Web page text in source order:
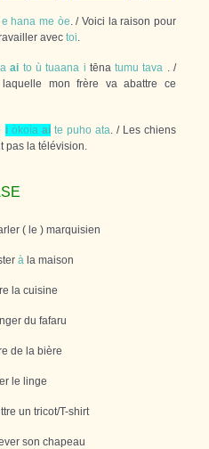
e hana me òe. / Voici la raison pour
avec toi.
ai to ù tuaana i tēnatumu tava . /
mon frère va abattre ce
i òkoìa ai te puho ata. / Les chiens
pas la télévision.
le ) marquisien
à la maison
fafaru
bière
linge
tricot/T-shirt
chapeau